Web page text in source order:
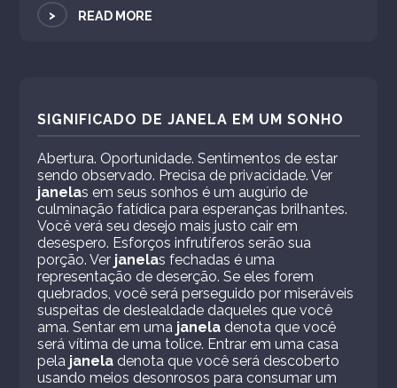
> READ MORE
SIGNIFICADO DE JANELA EM UM SONHO
Abertura. Oportunidade. Sentimentos de estar
sendo observado. Precisa de privacidade. Ver
janelas em seus sonhos é um augúrio de
culminação fatídica para esperanças brilhantes.
Você verá seu desejo mais justo cair em
desespero. Esforços infrutíferos serão sua
porção. Ver janelas fechadas é uma
representação de deserção. Se eles forem
quebrados, você será perseguido por miseráveis ​​
suspeitas de deslealdade daqueles que você
ama. Sentar em uma janela denota que você
será vítima de uma tolice. Entrar em uma casa
pela janela denota que você será descoberto
usando meios desonrosos para consumar um